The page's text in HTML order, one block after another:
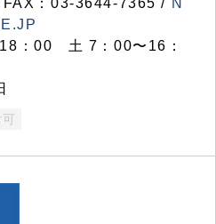
：03-3644-7365 / N
：00 土 7：00〜16：